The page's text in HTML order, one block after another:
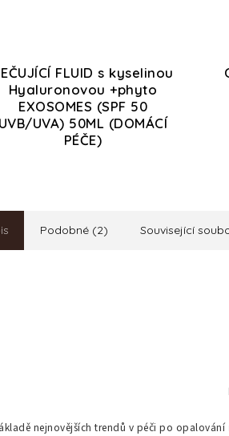
FLUID s kyselinou
Hyaluronovou +phyto
EXOSOMES (SPF 50
UVB/UVA) 50ML (DOMÁCÍ
PÉČE)
Podobné (2) Související
nejnovějších trendů v péči po opalování